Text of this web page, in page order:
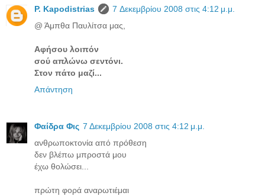
P. Kapodistrias
7 Δεκεμβρίου 2008 στις 4:12 μ.μ.
@ Άμπθα Παυλίτσα μας,
Αφήσου λοιπόν
σού απλώνω σεντόνι.
Στον πάτο μαζί...
Απάντηση
Φαίδρα Φις 7 Δεκεμβρίου 2008 στις 4:12 μ.μ.
ανθρωποκτονία από πρόθεση
δεν βλέπω μπροστά μου
έχω θολώσει...
πρώτη φορά αναρωτιέμαι